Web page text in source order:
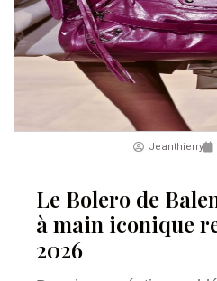
Jeanthierry
Le Bolero de
à main iconique
2026